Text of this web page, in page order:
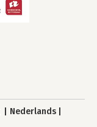
Nederlands